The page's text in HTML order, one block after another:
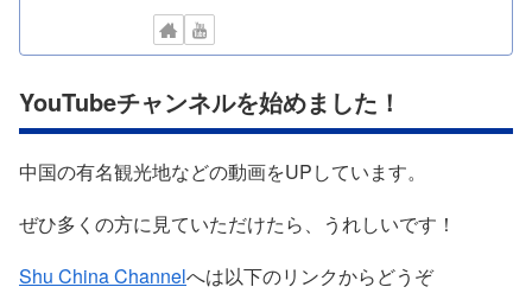
YouTubeチャンネルを始めました！
中国の有名観光地などの動画をUPしています。
ぜひ多くの方に見ていただけたら、うれしいです！
Shu China Channelへは以下のリンクからどうぞ